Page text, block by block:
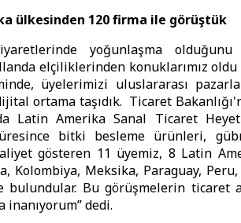
ülkesinden 120 firma ile görüştük
yoğunlaşma
elçiliklerinden konuklarımız
üyelerimizi uluslararası
ortama taşıdık. Ticaret
Latin Amerika Sanal Ticaret
bitki besleme ürünleri,
gösteren 11 üyemiz, 8 Latin
Kolombiya, Meksika, Paraguay,
bulundular. Bu görüşmelerin ticaret
inanıyorum” dedi.